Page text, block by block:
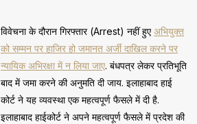
विवेचना के दौरान गिरफ्तार (Arrest) नहीं हुएअभियुक्त
को सम्मन पर हाजिर हो जमानत अर्जी दाखिल करने पर
न्यायिक अभिरक्षा में न लिया जाए. बंधपत्र लेकर प्रतिभूति
बाद में जमा करने की अनुमति दी जाय. इलाहाबाद हाई
कोर्ट ने यह व्यवस्था एक महत्वपूर्ण फैसले में दी है.
इलाहाबाद हाईकोर्ट ने अपने महत्वपूर्ण फैसले में प्रदेश की